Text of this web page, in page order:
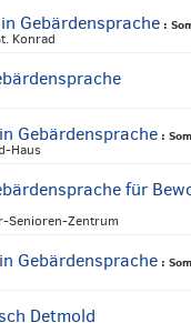
Gebärdensprache :
Konrad
Gebärdensprache :
Haus
für
Senioren-Zentrum
Gebärdensprache :
Detmold